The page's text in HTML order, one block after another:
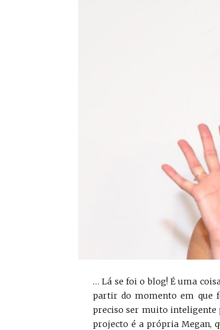
… Lá se foi o blog! É uma
partir do momento em que
preciso ser muito inteligente
projecto é a própria Megan,